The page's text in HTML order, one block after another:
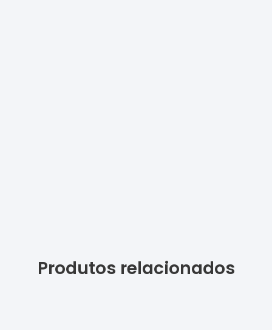
Produtos relacionados